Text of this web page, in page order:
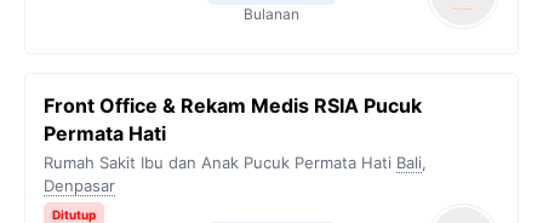
Bulanan
Front Office & Rekam Medis RSIA Pucuk
Permata Hati
Rumah Sakit Ibu dan Anak Pucuk Permata Hati Bali,
Denpasar
Ditutup